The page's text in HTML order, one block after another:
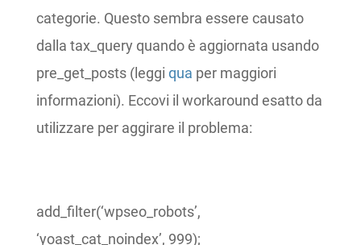
categorie. Questo sembra essere causato
dalla tax_query quando è aggiornata usando
pre_get_posts (leggi qua per maggiori
informazioni). Eccovi il workaround esatto da
utilizzare per aggirare il problema:
add_filter(‘wpseo_robots’,
‘yoast_cat_noindex’, 999);